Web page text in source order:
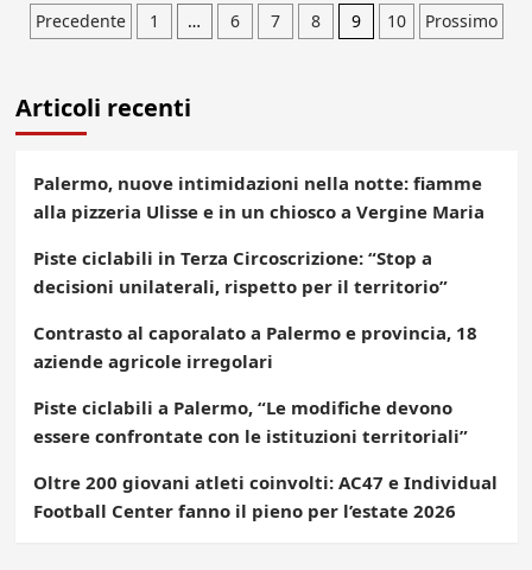
Paginazione
articoli
Precedente 1 … 6 7 8 9 10 Prossimo
Articoli recenti
Palermo, nuove intimidazioni nella notte: fiamme
alla pizzeria Ulisse e in un chiosco a Vergine Maria
Piste ciclabili in Terza Circoscrizione: “Stop a
decisioni unilaterali, rispetto per il territorio”
Contrasto al caporalato a Palermo e provincia, 18
aziende agricole irregolari
Piste ciclabili a Palermo, “Le modifiche devono
essere confrontate con le istituzioni territoriali”
Oltre 200 giovani atleti coinvolti: AC47 e Individual
Football Center fanno il pieno per l’estate 2026